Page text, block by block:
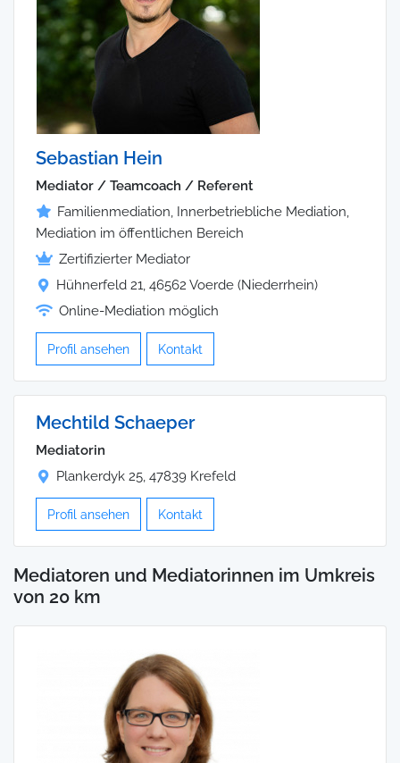
Sebastian Hein
Mediator / Teamcoach / Referent
Familienmediation, Innerbetriebliche Mediation,
Mediation im öffentlichen Bereich
Zertifizierter Mediator
Hühnerfeld 21, 46562 Voerde (Niederrhein)
Online-Mediation möglich
Profil ansehen Kontakt
Mechtild Schaeper
Mediatorin
Plankerdyk 25, 47839 Krefeld
Profil ansehen Kontakt
Mediatoren und Mediatorinnen im Umkreis
von 20 km